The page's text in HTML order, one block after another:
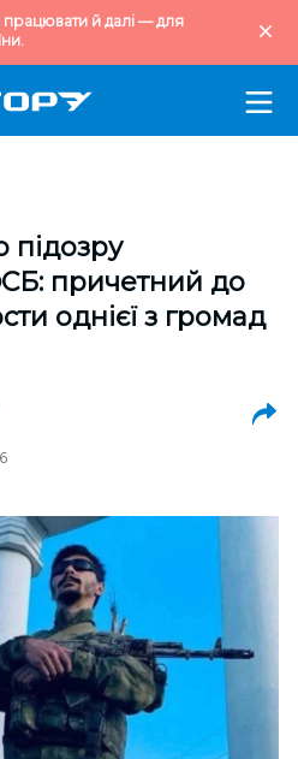
й далі — для
підозру
причетний до
однієї з громад